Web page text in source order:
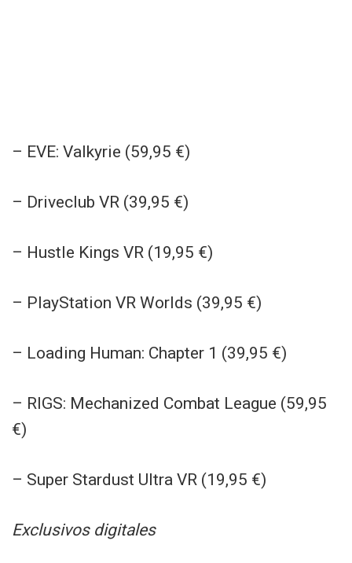
– EVE: Valkyrie (59,95 €)
– Driveclub VR (39,95 €)
– Hustle Kings VR (19,95 €)
– PlayStation VR Worlds (39,95 €)
– Loading Human: Chapter 1 (39,95 €)
– RIGS: Mechanized Combat League (59,95
€)
– Super Stardust Ultra VR (19,95 €)
Exclusivos digitales